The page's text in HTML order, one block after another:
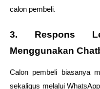
calon pembeli.
3. Respons
Menggunakan
Calon pembeli biasanya
sekaligus melalui